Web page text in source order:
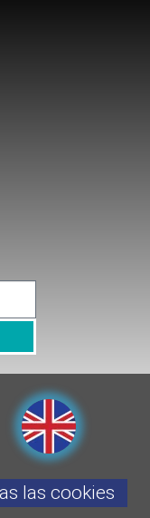
las cookies